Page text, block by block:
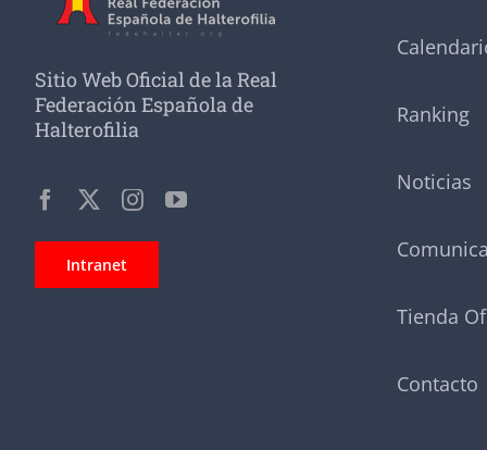
Sitio Web Oficial de la Real
Federación Española de
Halterofilia
Intranet
Ranking
Noticias
Tienda
Contacto